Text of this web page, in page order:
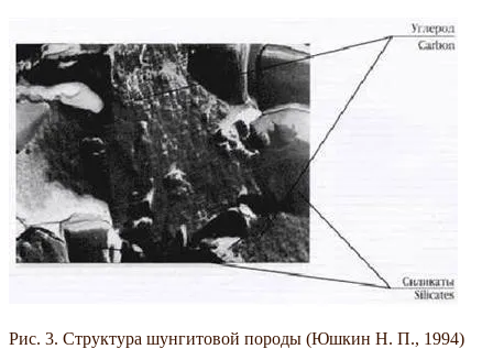
Рис. 3. Структура шунгитовой породы (Юшкин Н. П., 1994)